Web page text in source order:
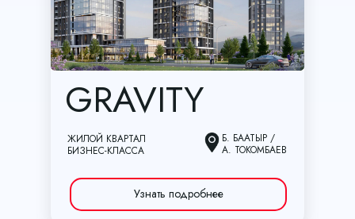
GRAVITY
ЖИЛОЙ КВАРТАЛ
БИЗНЕС-КЛАССА
Узнать подробнее
Б. БААТЫР /
А. ТОКОМБАЕВ